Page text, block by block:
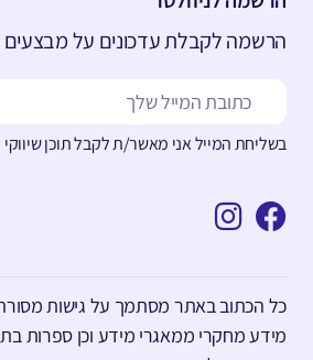
הרשמה לקבלת עדכונים על מבצעים
בשליחת המייל אני מאשר/ת לקבל תוכן שיווקי
כל הכתוב באתר מסתמך על גישות
מידע מחקרי ממאגרי מידע וכן ספרות